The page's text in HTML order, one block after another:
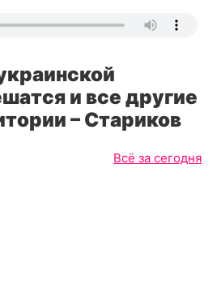
и все другие
– Стариков
Всё за сегодня